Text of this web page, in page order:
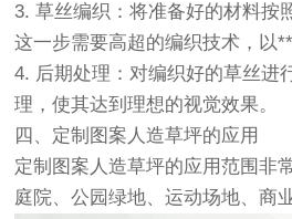
3. 草丝编织：将准备好的材料按
这一步需要高超的编织技术，以
4. 后期处理：对编织好的草丝进
理，使其达到理想的视觉效果。
四、定制图案人造草坪的应用
定制图案人造草坪的应用范围非
庭院、公园绿地、运动场地、商